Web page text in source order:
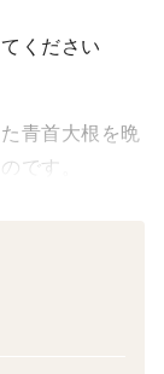
ください
青首大根を晩
です。
シウムや鉄
。